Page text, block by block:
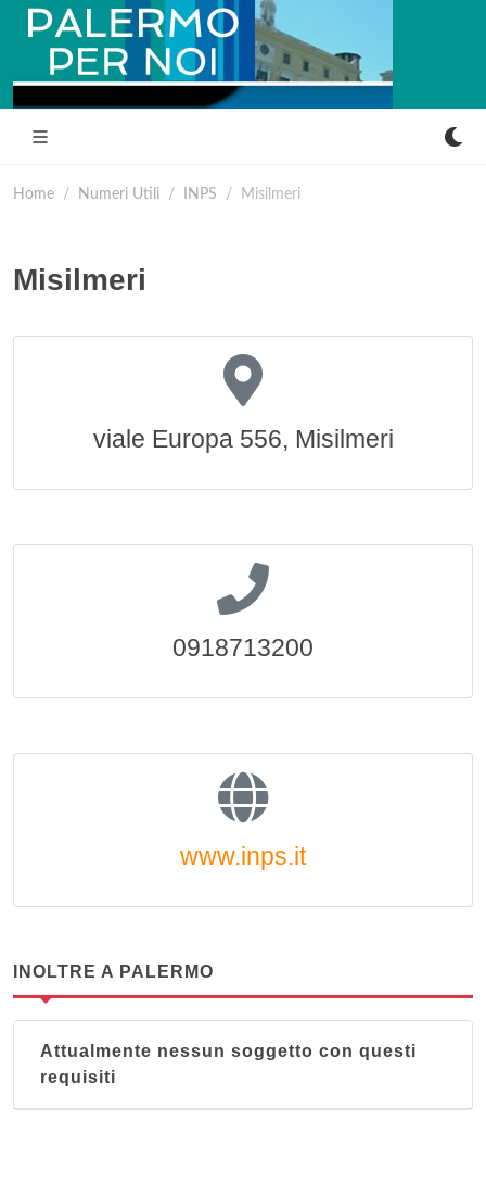
Home Numeri Utili INPS Misilmeri
Misilmeri
viale Europa 556, Misilmeri
0918713200
www.inps.it
INOLTRE A PALERMO
Attualmente nessun soggetto con questi
requisiti